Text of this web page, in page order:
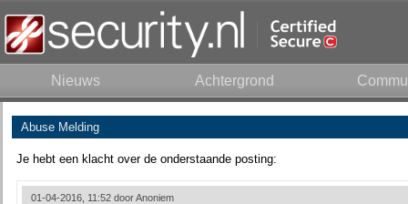
Nieuws Achtergrond
Abuse Melding
Je hebt een klacht over de onderstaande posting:
01-04-2016, 11:52 doorAnoniem